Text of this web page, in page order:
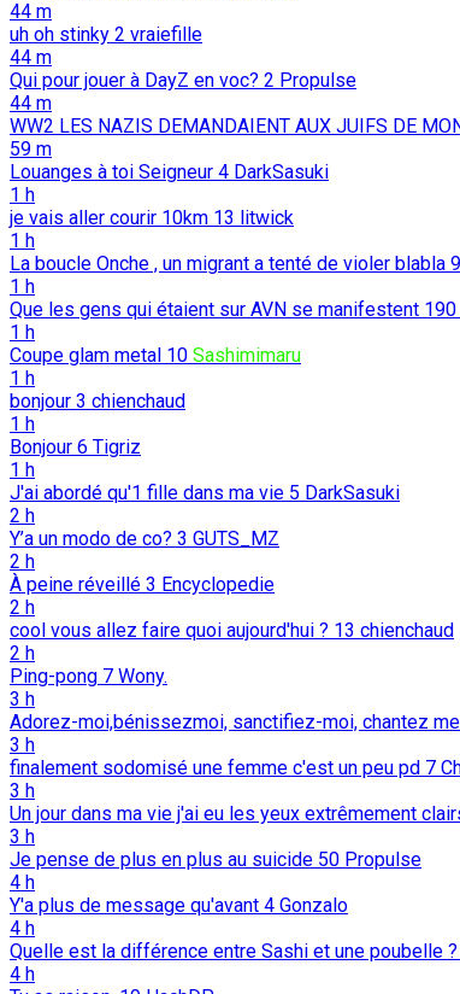
44 m
uh oh stinky 2 vraiefille
44 m
Qui pour jouer à DayZ en voc? 2 Propulse
44 m
WW2 LES NAZIS DEMANDAIENT AUX JUIFS DE
59 m
Louanges à toi Seigneur 4 DarkSasuki
1 h
je vais aller courir 10km 13 litwick
1 h
La boucle Onche , un migrant a tenté de violer blabla 9
1 h
Que les gens qui étaient sur AVN se manifestent 190
1 h
Coupe glam metal 10 Sashimimaru
1 h
bonjour 3 chienchaud
1 h
Bonjour 6 Tigriz
1 h
J'ai abordé qu'1 fille dans ma vie 5 DarkSasuki
2 h
Y’a un modo de co? 3 GUTS_MZ
2 h
À peine réveillé 3 Encyclopedie
2 h
cool vous allez faire quoi aujourd'hui ? 13 chienchaud
2 h
Ping-pong 7 Wony.
3 h
Adorez-moi,bénissezmoi, sanctifiez-moi, chantez
3 h
finalement sodomisé une femme c'est un peu pd 7
3 h
Un jour dans ma vie j'ai eu les yeux extrêmement
3 h
Je pense de plus en plus au suicide 50 Propulse
4 h
Y'a plus de message qu'avant 4 Gonzalo
4 h
Quelle est la différence entre Sashi et une poubelle ?
4 h